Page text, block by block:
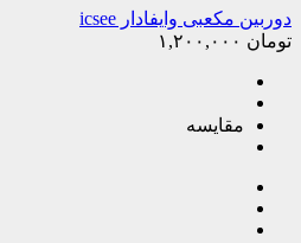
دوربین مکعبی وایفادار icsee
تومان
مقایسه